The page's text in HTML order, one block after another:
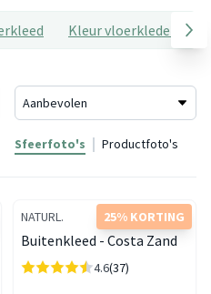
Kleur vloerkleden
Sfeerfoto's Productfoto's
25% KORTING
NATURL.
Buitenkleed - Costa Zand
4.6(37)